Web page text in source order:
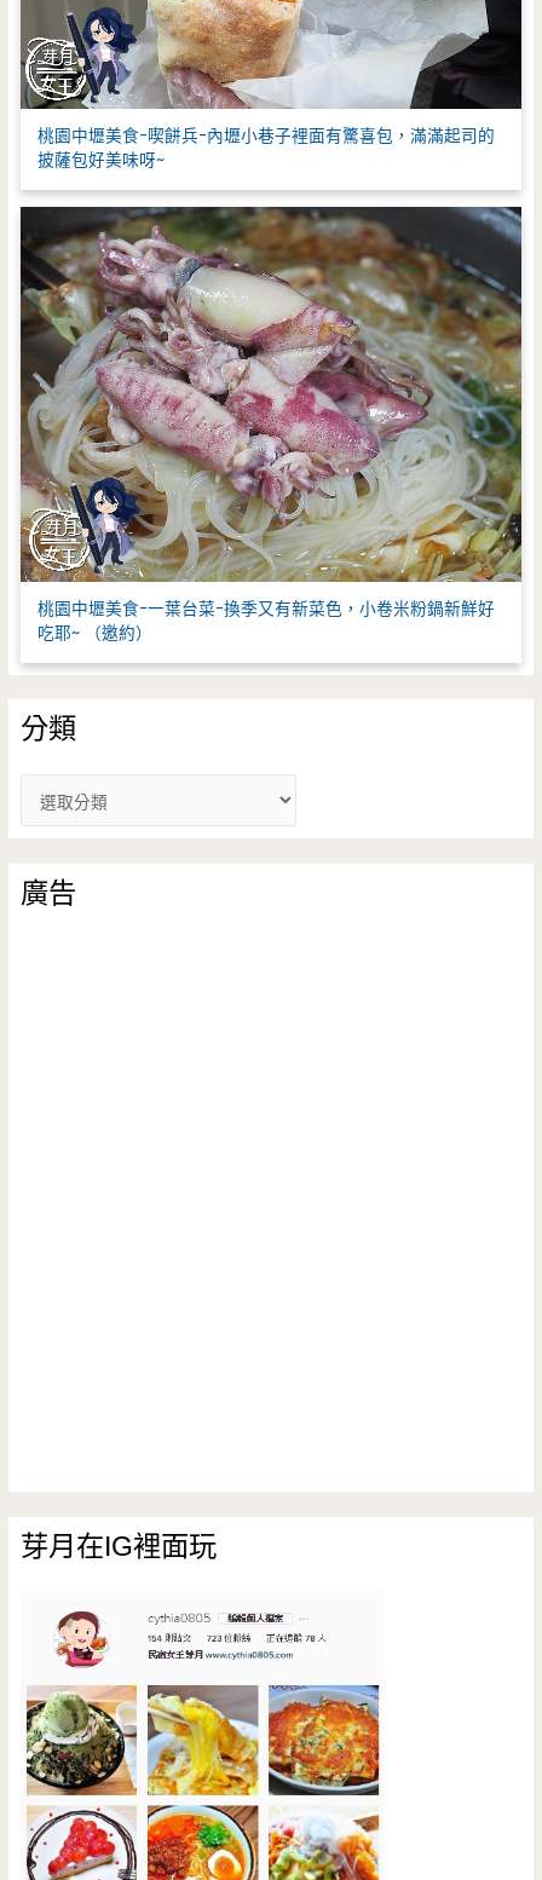
桃園中壢美食-喫餅兵-內壢小巷子裡面有驚喜包，滿滿起司的
披薩包好美味呀~
桃園中壢美食-一葉台菜-換季又有新菜色，小卷米粉鍋新鮮好
吃耶~ （邀約）
分類
類
廣告
芽月在IG裡面玩